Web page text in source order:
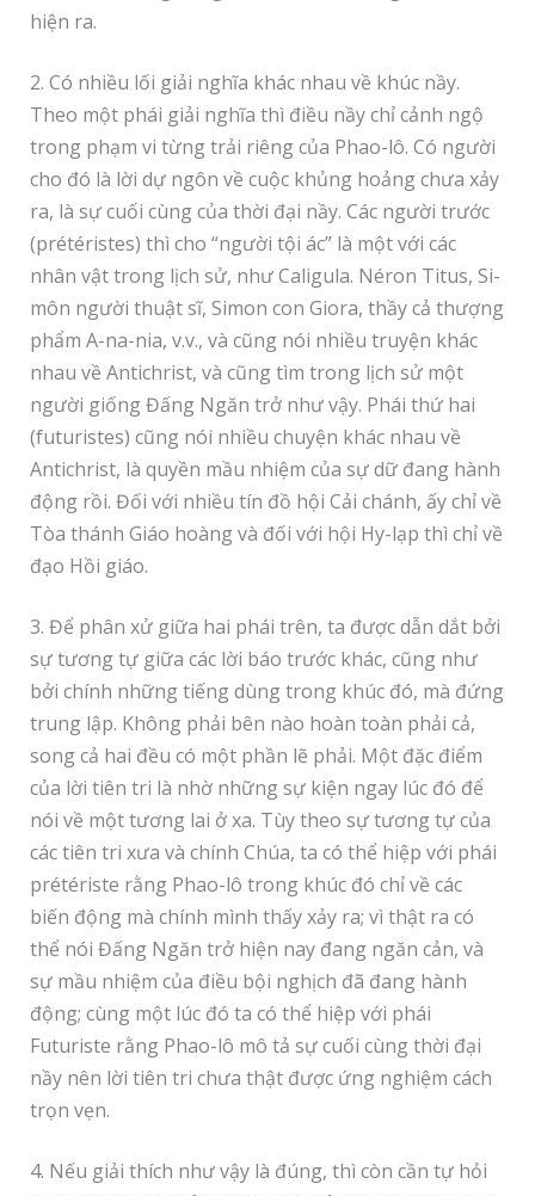
hiện ra.
2. Có nhiều lối giải nghĩa khác nhau về khúc nầy.
Theo một phái giải nghĩa thì điều nầy chỉ cảnh ngộ
trong phạm vi từng trải riêng của Phao-lô. Có người
cho đó là lời dự ngôn về cuộc khủng hoảng chưa xảy
ra, là sự cuối cùng của thời đại nầy. Các người trước
(prétéristes) thì cho “người tội ác” là một với các
nhân vật trong lịch sử, như Caligula. Néron Titus, Si-
môn người thuật sĩ, Simon con Giora, thầy cả thượng
phẩm A-na-nia, v.v., và cũng nói nhiều truyện khác
nhau về Antichrist, và cũng tìm trong lịch sử một
người giống Đấng Ngăn trở như vậy. Phái thứ hai
(futuristes) cũng nói nhiều chuyện khác nhau về
Antichrist, là quyền mầu nhiệm của sự dữ đang hành
động rồi. Đối với nhiều tín đồ hội Cải chánh, ấy chỉ về
Tòa thánh Giáo hoàng và đối với hội Hy-lạp thì chỉ về
đạo Hồi giáo.
3. Để phân xử giữa hai phái trên, ta được dẫn dắt bởi
sự tương tự giữa các lời báo trước khác, cũng như
bởi chính những tiếng dùng trong khúc đó, mà đứng
trung lập. Không phải bên nào hoàn toàn phải cả,
song cả hai đều có một phần lẽ phải. Một đặc điểm
của lời tiên tri là nhờ những sự kiện ngay lúc đó để
nói về một tương lai ở xa. Tùy theo sự tương tự của
các tiên tri xưa và chính Chúa, ta có thể hiệp với phái
prétériste rằng Phao-lô trong khúc đó chỉ về các
biến động mà chính mình thấy xảy ra; vì thật ra có
thể nói Đấng Ngăn trở hiện nay đang ngăn cản, và
sự mầu nhiệm của điều bội nghịch đã đang hành
động; cùng một lúc đó ta có thể hiệp với phái
Futuriste rằng Phao-lô mô tả sự cuối cùng thời đại
nầy nên lời tiên tri chưa thật được ứng nghiệm cách
trọn vẹn.
4. Nếu giải thích như vậy là đúng, thì còn cần tự hỏi